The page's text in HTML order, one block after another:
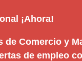
¡Ahora!
Comercio y
de empleo